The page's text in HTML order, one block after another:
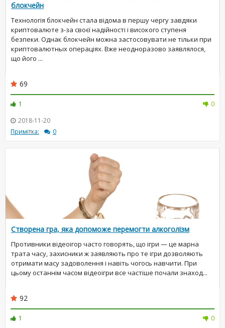
блокчейн
Технологія блокчейн стала відома в першу чергу завдяки
криптовалюте з-за своєї надійності і високого ступеня
безпеки. Однак блокчейн можна застосовувати не тільки при
криптовалютных операціях. Вже неодноразово заявлялося,
що його ...
69
1
0
2018-11-20
Примітка:
0
Створена гра, яка допоможе перемогти алкоголізм
Противники відеоігор часто говорять, що ігри — це марна
трата часу, захисники ж заявляють про те ігри дозволяють
отримати масу задоволення і навіть чогось навчити. При
цьому останнім часом відеоігри все частіше почали знаход...
92
1
0